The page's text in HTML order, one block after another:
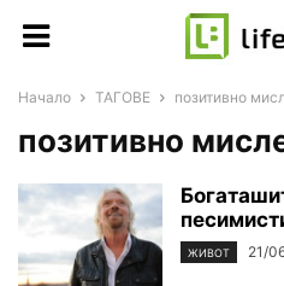
Начало ТАГОВЕ позитивно
позитивно
ЖИВОТ 21/